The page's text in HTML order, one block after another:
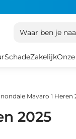
Waar ben je
SchadeZakelijk
Mavaro 1 Heren
2025